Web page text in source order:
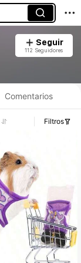
Seguir
112 Seguidores
Comentarios
Filtros